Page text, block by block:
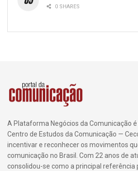
0 SHARES
A Plataforma Negócios da Comunicação
Centro de Estudos da Comunicação —
incentivar e reconhecer os movimentos
comunicação no Brasil. Com 22 anos de
consolidou-se como a principal referência